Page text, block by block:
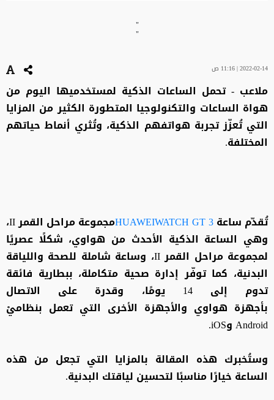
"
"
2022-02-14 | 11:16 ص
ملاعب - تحمل الساعات الذكية لمستخدميها اليوم من
هواة الساعات والتكنولوجيا المتطورة الكثير من المزايا
التي تُعزّز تجربة هواتفهم الذكية، وتُثري أنماط حياتهم
المختلفة.
تُقدّم ساعةHUAWEIWATCH GT 3
مجموعة مراحل القمر II،
وهي الساعة الذكية الأحدث من هواوي، شكلًا عصريًا
لمجموعة مراحل القمر II، وساعة شاملة للصحة واللياقة
البدنية، كما توفّر إدارة صحية متكاملة، ببطارية فائقة
تدوم إلى 14 يومًا، وقدرة على الاتصال
بأجهزة هواوي والأجهزة الأخرى التي تعمل بنظاميْ
Android وiOS.
وستُخبرك هذه المقالة بالمزايا التي تجعل من هذه
الساعة خيارًا مناسبًا لتحسين لياقتك البدنية.